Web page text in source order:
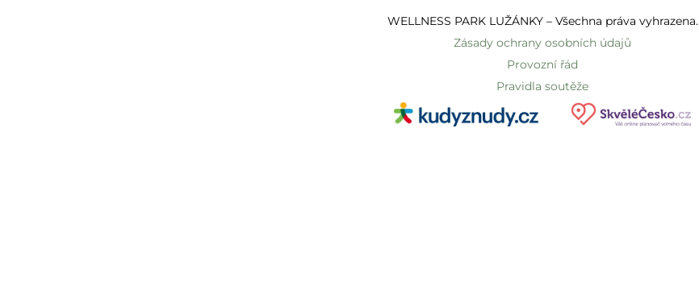
WELLNESS PARK LUŽÁNKY – Všechna práva vyhrazena.
Zásady ochrany osobních údajů
Provozní řád
Pravidla soutěže